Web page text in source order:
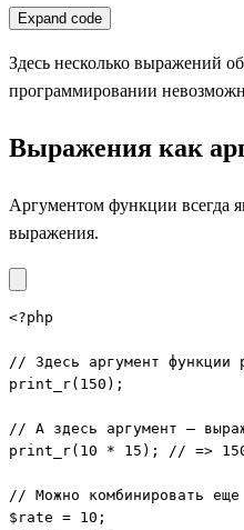
Expand code
Здесь несколько выражений
программировании
Выражения как
Аргументом функции всегда
выражения.
<?php
// Здесь аргумент
print_r(150);
// А здесь аргумент —
print_r(10 * 15); // =>
// Можно комбинировать еще
$rate = 10;